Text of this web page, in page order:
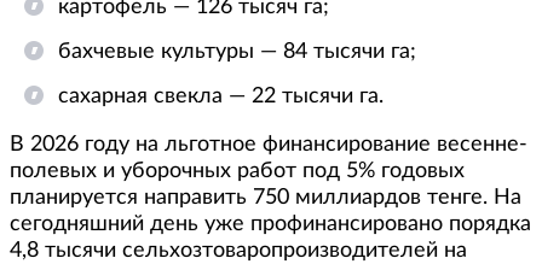
картофель — 126 тысяч га;
бахчевые культуры — 84 тысячи га;
сахарная свекла — 22 тысячи га.
В 2026 году на льготное финансирование весенне-
полевых и уборочных работ под 5% годовых
планируется направить 750 миллиардов тенге. На
сегодняшний день уже профинансировано порядка
4,8 тысячи сельхозтоваропроизводителей на